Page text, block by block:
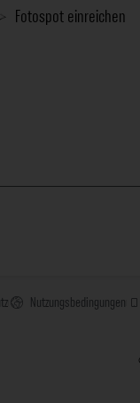
Fotospot einreichen
Nutzungsbedingungen